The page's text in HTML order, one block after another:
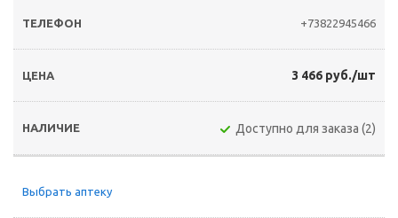
+73822945466
3 466 руб./шт
Доступно для заказа (2)
Выбрать аптеку